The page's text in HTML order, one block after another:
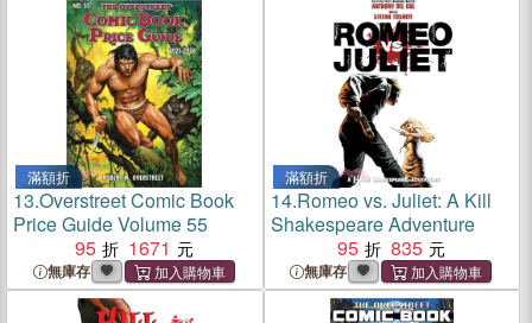
滿額折
13.Overstreet Comic Book
Price Guide Volume 55
95
1671
無庫存
滿額折
14.Romeo vs. Juliet: A Kill
Shakespeare Adventure
95
835
無庫存